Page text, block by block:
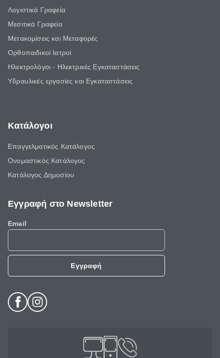
Λογιστικά Γραφεία
Μεσιτικά Γραφεία
Μετακομίσεις και Μεταφορές
Ορθοπαιδικοί Ιατροί
Ηλεκτρολόγοι - Ηλεκτρικές Εγκαταστάσεις
Υδραυλικές εργασίες και Εγκαταστάσεις
Κατάλογοι
Επαγγελματικός Κατάλογος
Ονομαστικός Κατάλογος
Κατάλογος Δημοσίου
Εγγραφή στο Newsletter
Email
Εγγραφή